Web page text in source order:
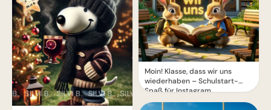
Moin! Klasse, dass wir uns
wiederhaben – Schulstart-
Spaß für Instagram